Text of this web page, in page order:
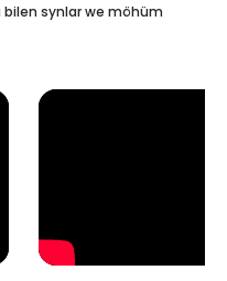
synlar we möhüm